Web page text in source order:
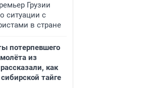
Грузии
ситуации с
в стране
потерпевшего
из
как
тайге